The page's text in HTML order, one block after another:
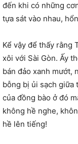
đến khi có những
tựa sát vào nhau,
Kể vậy để thấy rằng
xôi với Sài Gòn. Ấy
bán đảo xanh mướt,
bỗng bị ủi sạch giữa
của đồng bào ở đó
không hề nghe,
hề lên tiếng!